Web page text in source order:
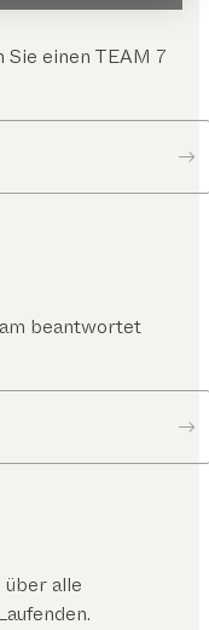
einen TEAM 7
beantwortet
über alle